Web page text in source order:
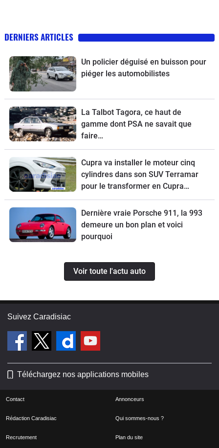
DERNIERS ARTICLES
Un policier déguisé en buisson pour
piéger les automobilistes
La Talbot Tagora, ce haut de
gamme dont PSA ne savait que
faire…
Cupra va installer le moteur cinq
cylindres dans son SUV Terramar
pour le transformer en Cupra
Terramar VZ5.
Dernière vraie Porsche 911, la 993
demeure un bon plan et voici
pourquoi
Voir toute l'actu auto
Suivez Caradisiac
Téléchargez nos applications mobiles
Contact Annonceurs
Rédaction Caradisiac Qui sommes-nous ?
Recrutement Plan du site